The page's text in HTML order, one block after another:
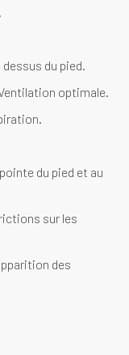
du pied.
optimale.
du pied et au
sur les
des